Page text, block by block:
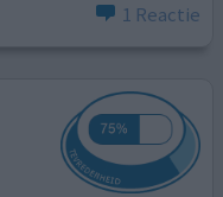
1 Reactie